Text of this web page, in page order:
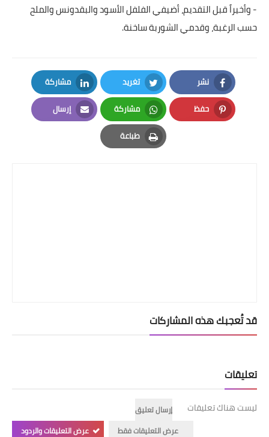
مشروبات
حلويات
حلويات العيد
- وأخيراً قبل التقديم، أضيفي الفلفل الأسود والبقدونس والملح
حسب الرغبة، وقدمي الشوربة ساخنة.
نشر
Facebook
تغريد
Twitter
مشاركة
LinkedIn
حفظ
Pinterest
مشاركة
Whatsapp
إرسال
Email
طباعة
Print
قد تُعجبك هذه المشاركات
تعليقات
ليست هناك تعليقات
إرسال تعليق
عرض التعليقات فقط
عرض التعليقات والردود